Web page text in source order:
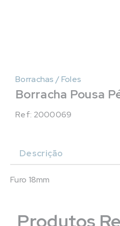
Borrachas / Foles
Borracha Pousa
Ref: 2000069
Descrição
Furo 18mm
Produtos